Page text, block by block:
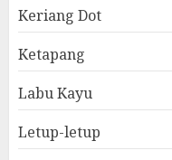
Keriang Dot
Ketapang
Labu Kayu
Letup-letup